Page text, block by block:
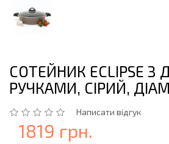
СОТЕЙНИК ECLIPSE З
РУЧКАМИ, СІРИЙ,
Написати відгук
1819 грн.